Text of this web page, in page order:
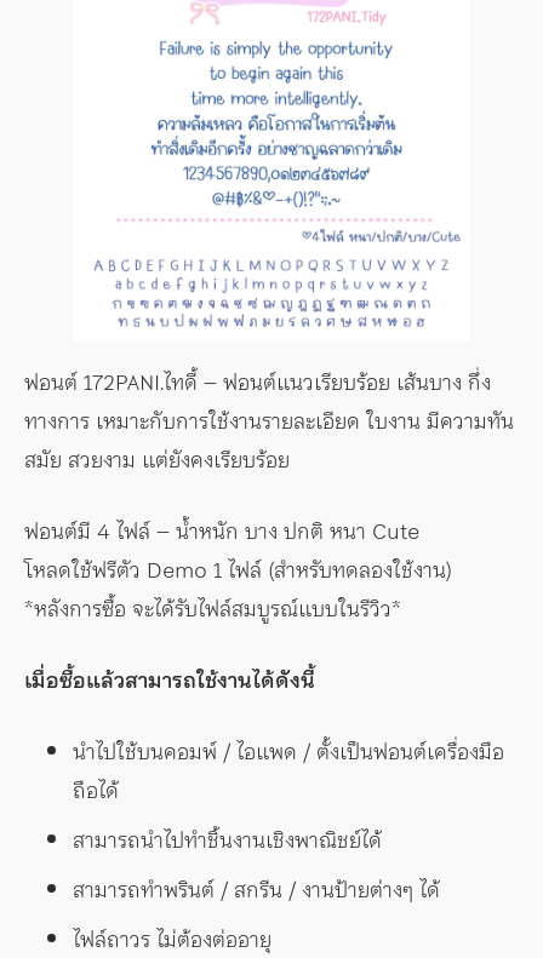
ฟอนต์ 172PANI.ไทดี้ – ฟอนต์แนวเรียบร้อย เส้นบาง กึ่ง
ทางการ เหมาะกับการใช้งานรายละเอียด ใบงาน มีความทัน
สมัย สวยงาม แต่ยังคงเรียบร้อย
ฟอนต์มี 4 ไฟล์ – น้ำหนัก บาง ปกติ หนา Cute
โหลดใช้ฟรีตัว Demo 1 ไฟล์ (สำหรับทดลองใช้งาน)
*หลังการซื้อ จะได้รับไฟล์สมบูรณ์แบบในรีวิว*
เมื่อซื้อแล้วสามารถใช้งานได้ดังนี้
นำไปใช้บนคอมพ์ / ไอแพด / ตั้งเป็นฟอนต์เครื่องมือ
ถือได้
สามารถนำไปทำชิ้นงานเชิงพาณิชย์ได้
สามารถทำพรินต์ / สกรีน / งานป้ายต่างๆ ได้
ไฟล์ถาวร ไม่ต้องต่ออายุ